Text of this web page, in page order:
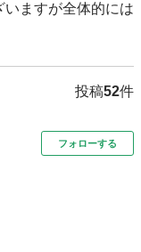
ますが全体的には
投稿52件
フォローする